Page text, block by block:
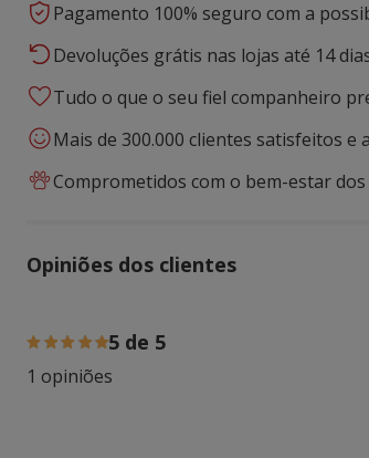
Pagamento 100% seguro com a
Devoluções grátis nas lojas até 14
Tudo o que o seu fiel companheiro
Mais de 300.000 clientes satisfeitos
Comprometidos com o bem-estar dos
Opiniões dos clientes
5 de 5
1 opiniões